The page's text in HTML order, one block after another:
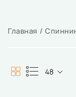
Главная
48